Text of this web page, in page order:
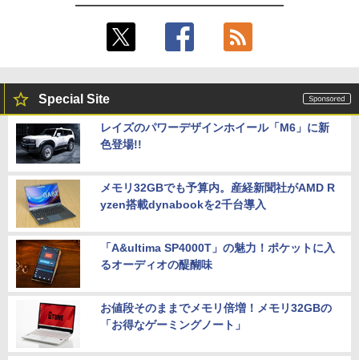
Special Site
レイズのパワーデザインホイール「M6」に新
色登場!!
メモリ32GBでも予算内。産経新聞社がAMD R
yzen搭載dynabookを2千台導入
「A&ultima SP4000T」の魅力！ポケットに入
るオーディオの醍醐味
お値段そのままでメモリ倍増！メモリ32GBの
「お得なゲーミングノート」